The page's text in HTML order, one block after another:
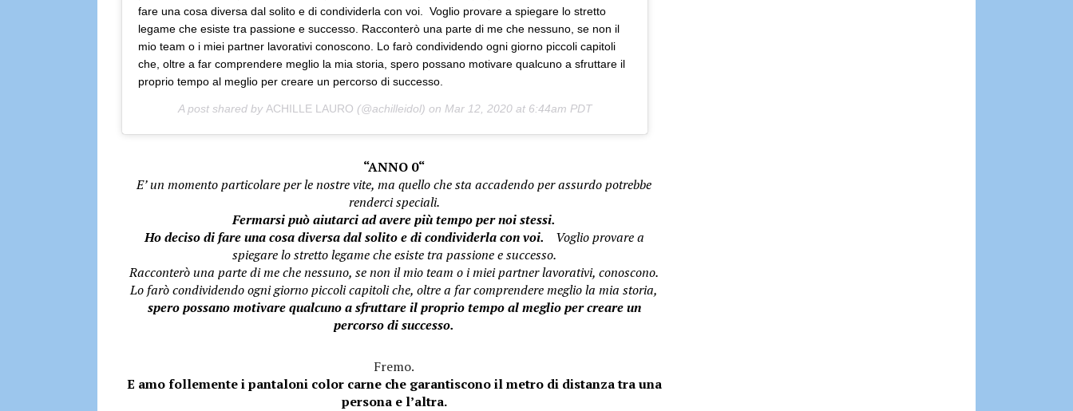
fare una cosa diversa dal solito e di condividerla con voi. Voglio provare a spiegare lo stretto
legame che esiste tra passione e successo. Racconterò una parte di me che nessuno, se non il
mio team o i miei partner lavorativi conoscono. Lo farò condividendo ogni giorno piccoli capitoli
che, oltre a far comprendere meglio la mia storia, spero possano motivare qualcuno a sfruttare il
proprio tempo al meglio per creare un percorso di successo.
A post shared by ACHILLE LAURO (@achilleidol) on Mar 12, 2020 at 6:44am PDT
“ANNO 0“
E’ un momento particolare per le nostre vite,ma quello che sta accadendo per assurdo potrebbe
renderci speciali.
Fermarsi può aiutarci ad avere più tempo per noi stessi.
Ho deciso di fare una cosa diversa dal solito e di condividerla con voi.
Voglio provare a
spiegare lo stretto legame che esiste tra passione e successo.
Racconterò una parte di me che nessuno, se non il mio team o i miei partner lavorativi, conoscono.
Lo farò condividendo ogni giorno piccoli capitoli che, oltre a far comprendere meglio la mia storia,
spero possano motivare qualcuno a sfruttare il proprio tempo al meglio per creare un
percorso di successo.
Fremo.
E amo follemente i pantaloni color carne che garantiscono il metro di distanza tra una
persona e l’altra.